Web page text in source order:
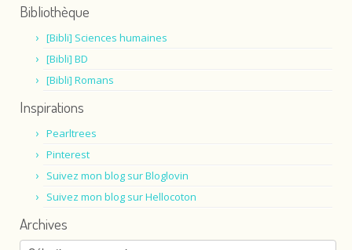
Bibliothèque
[Bibli] Sciences humaines
[Bibli] BD
[Bibli] Romans
Inspirations
Pearltrees
Pinterest
Suivez mon blog sur Bloglovin
Suivez mon blog sur Hellocoton
Archives
Archives